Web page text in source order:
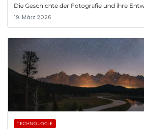
Die Geschichte der Fotografie und ihre
19. März 2026
TECHNOLOGIE